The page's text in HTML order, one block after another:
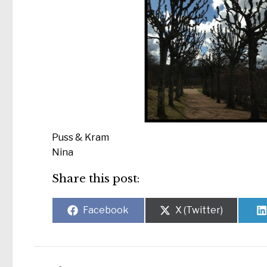
Puss & Kram
Nina
Share this post:
Dela
Facebook
Dela
X (Twitter)